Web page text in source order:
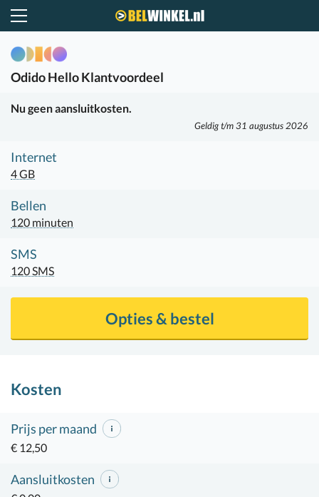
OdidoHello Klantvoordeel
Nu geen aansluitkosten.
Geldig t/m 31 augustus 2026
Internet
4 GB
Bellen
120 minuten
SMS
120 SMS
Opties & bestel
Kosten
Prijs per maand
€ 12,50
Aansluitkosten